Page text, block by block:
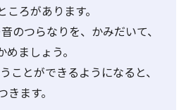
ろがあります。
のつらなりを、かみだいて、
ましょう。
ことができるようになると、
ます。